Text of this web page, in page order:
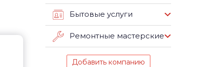
Бытовые услуги
Ремонтные мастерские
Добавить компанию